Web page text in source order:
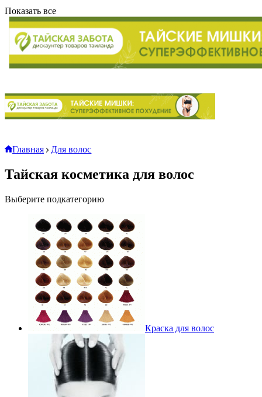
Показать все
Главная Для волос
Тайская косметика для волос
Выберите подкатегорию
Краска для волос